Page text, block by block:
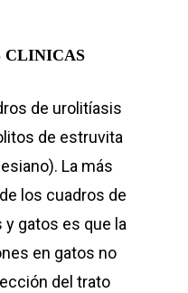
CLINICAS
de urolitíasis
de estruvita
La más
los cuadros de
gatos es que la
en gatos no
del trato